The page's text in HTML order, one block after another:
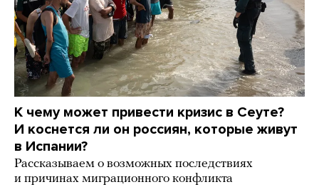
К чему может привести кризис в Сеуте?
И коснется ли он россиян, которые живут
в Испании?
Рассказываем о возможных последствиях
и причинах миграционного конфликта